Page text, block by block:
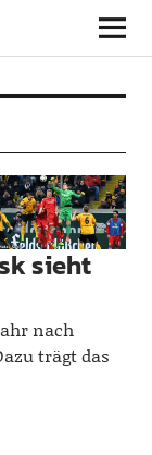
sieht
nach
trägt das